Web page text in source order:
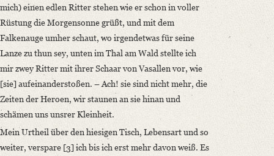
mich) einen edlen Ritter stehen wie er schon in voller
Rüstung die Morgensonne grüßt, und mit dem
Falkenauge umher schaut, wo irgendetwas für seine
Lanze zu thun sey, unten im Thal am Wald stellte ich
mir zwey Ritter mit ihrer Schaar von Vasallen vor, wie
[sie] aufeinanderstoßen. –Ach! sie sind nicht mehr, die
Zeiten der Heroen, wir staunen an sie hinan und
schämen uns unsrer Kleinheit.
Mein Urtheil über den hiesigen Tisch, Lebensart und so
weiter, verspare [3] ich bis ich erst mehr davon weiß. Es